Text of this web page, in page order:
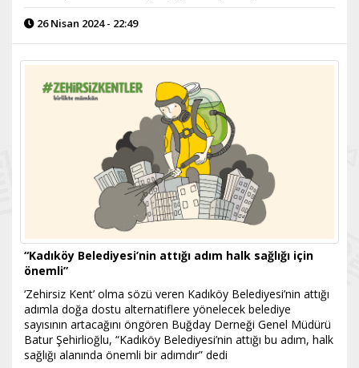
26 Nisan 2024 - 22:49
“Kadıköy Belediyesi’nin attığı adım halk sağlığı için
önemli”
‘Zehirsiz Kent’ olma sözü veren Kadıköy Belediyesi’nin attığı
adımla doğa dostu alternatiflere yönelecek belediye
sayısının artacağını öngören Buğday Derneği Genel Müdürü
Batur Şehirlioğlu, “Kadıköy Belediyesi’nin attığı bu adım, halk
sağlığı alanında önemli bir adımdır” dedi